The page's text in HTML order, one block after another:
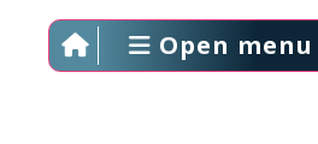
Open menu